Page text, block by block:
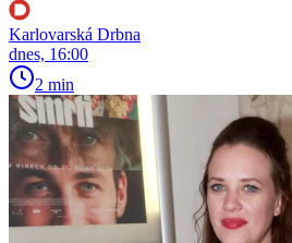
Karlovarská Drbna
dnes, 16:00
2 min